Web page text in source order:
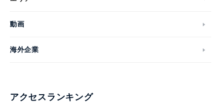
動画
海外企業
アクセスランキング